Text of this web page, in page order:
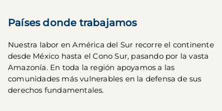
Países donde trabajamos
Nuestra labor en América del Sur recorre el continente
desde México hasta el Cono Sur, pasando por la vasta
Amazonía. En toda la región apoyamos a las
comunidades más vulnerables en la defensa de sus
derechos fundamentales.